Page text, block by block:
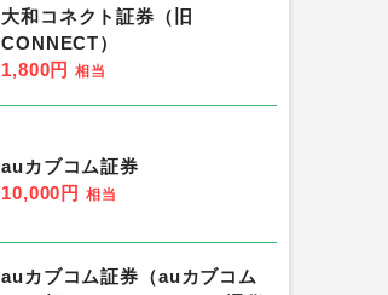
大和コネクト証券（旧
CONNECT）
1,800円 相当
auカブコム証券
10,000円 相当
auカブコム証券（auカブコム